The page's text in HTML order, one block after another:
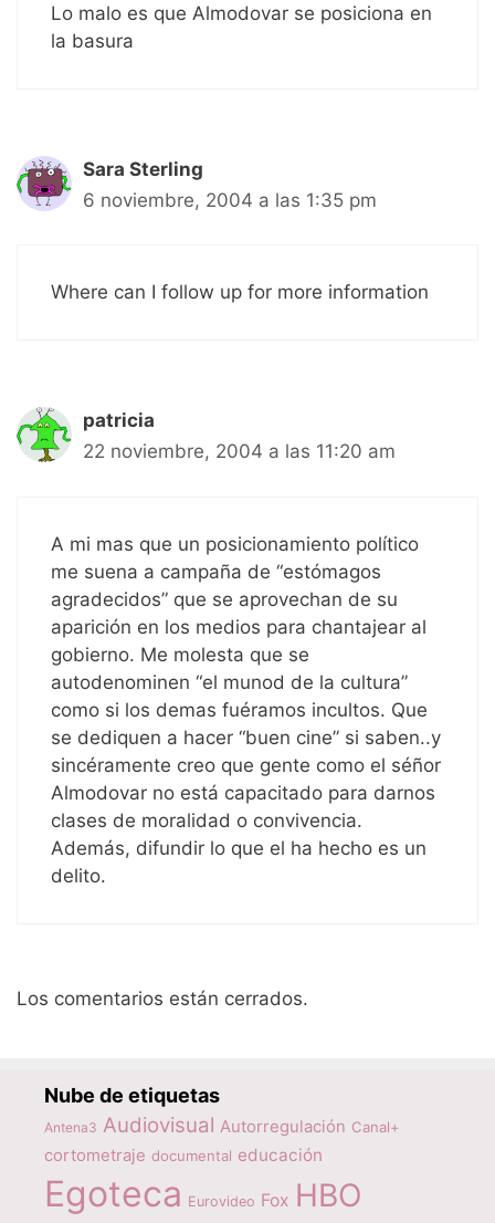
Lo malo es que Almodovar se posiciona en
la basura
Sara Sterling
6 noviembre, 2004 a las 1:35 pm
Where can I follow up for more information
patricia
22 noviembre, 2004 a las 11:20 am
A mi mas que un posicionamiento político
me suena a campaña de “estómagos
agradecidos” que se aprovechan de su
aparición en los medios para chantajear al
gobierno. Me molesta que se
autodenominen “el munod de la cultura”
como si los demas fuéramos incultos. Que
se dediquen a hacer “buen cine” si saben..y
sincéramente creo que gente como el séñor
Almodovar no está capacitado para darnos
clases de moralidad o convivencia.
Además, difundir lo que el ha hecho es un
delito.
Los comentarios están cerrados.
Nube de etiquetas
Antena3 Audiovisual Autorregulación Canal+
cortometraje documental educación
Egoteca Eurovideo Fox HBO